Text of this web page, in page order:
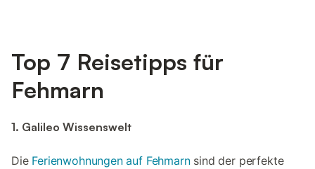
Top 7 Reisetipps für
Fehmarn
1. Galileo Wissenswelt
Die Ferienwohnungen auf Fehmarnsind der perfekte